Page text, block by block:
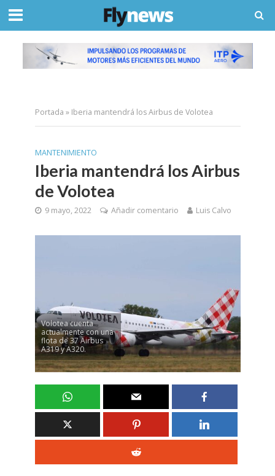
Portada » Iberia mantendrá los Airbus de Volotea
MANTENIMIENTO
Iberia mantendrá los Airbus
de Volotea
9 mayo, 2022 Añadir comentario Luis Calvo
Volotea cuenta
actualmente con una
flota de 37 Airbus
A319 y A320.